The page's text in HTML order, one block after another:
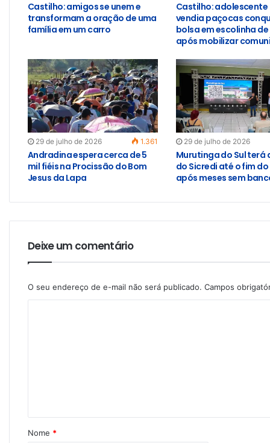
Castilho: amigos se unem e
transformam a oração de uma
família em um carro
Castilho: adolescente
vendia paçocas
bolsa em escolinha
após mobilizar
29 de julho de 2026 1.361
Andradina espera cerca de 5
mil fiéis na Procissão do Bom
Jesus da Lapa
29 de julho de 2026
Murutinga do Sul terá
do Sicredi até o fim
após meses sem
Deixe um comentário
O seu endereço de e-mail não será publicado. Campos
Nome *